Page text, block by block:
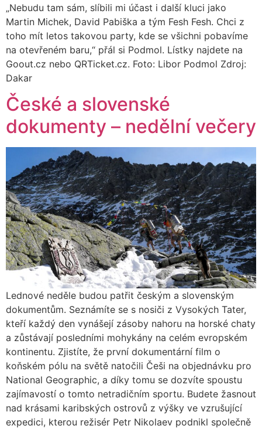
„Nebudu tam sám, slíbili mi účast i další kluci jako
Martin Michek, David Pabiška a tým Fesh Fesh. Chci z
toho mít letos takovou party, kde se všichni pobavíme
na otevřeném baru,“ přál si Podmol. Lístky najdete na
Goout.cz nebo QRTicket.cz. Foto: Libor Podmol Zdroj:
Dakar
České a slovenské
dokumenty – nedělní večery
Lednové neděle budou patřit českým a slovenským
dokumentům. Seznámíte se s nosiči z Vysokých Tater,
kteří každý den vynášejí zásoby nahoru na horské chaty
a zůstávají posledními mohykány na celém evropském
kontinentu. Zjistíte, že první dokumentární film o
koňském pólu na světě natočili Češi na objednávku pro
National Geographic, a díky tomu se dozvíte spoustu
zajímavostí o tomto netradičním sportu. Budete žasnout
nad krásami karibských ostrovů z výšky ve vzrušující
expedici, kterou režisér Petr Nikolaev podnikl společně